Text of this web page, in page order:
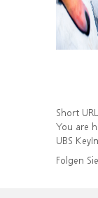
Short
You are
UBS
Folgen